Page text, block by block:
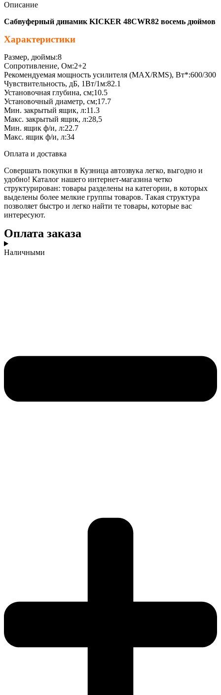
Описание
Сабвуферный динамик KICKER 48CWR82 восемь дюймов
Характеристики
Размер, дюймы:8
Сопротивление, Ом:2+2
Рекомендуемая мощность усилителя (MAX/RMS), Вт*:600/300
Чувствительность, дБ, 1Вт/1м:82.1
Установочная глубина, см;10.5
Установочный диаметр, см;17.7
Мин. закрытый ящик, л:11.3
Макс. закрытый ящик, л:28,5
Мин. ящик ф/и, л:22.7
Макс. ящик ф/и, л:34
Оплата и доставка
Совершать покупки в Кузница автозвука легко, выгодно и
удобно! Каталог нашего интернет-магазина четко
структурирован: товары разделены на категории, в которых
выделены более мелкие группы товаров. Такая структура
позволяет быстро и легко найти те товары, которые вас
интересуют.
Оплата заказа
Наличными